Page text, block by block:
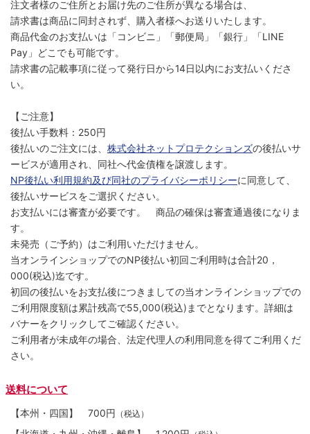
注文者様のご住所とお届け先のご住所が異なる場合は、
請求書は商品に同封されず、購入者様へお送りいたします。
商品代金のお支払いは「コンビニ」「郵便局」「銀行」「LINE
Pay」どこでも可能です。
請求書の記載事項に従って発行日から14日以内にお支払いくださ
い。
【ご注意】
後払い手数料：250円
後払いのご注文には、 株式会社ネットプロテクションズの後払いサ
ービスが適用され、同社へ代金債権を譲渡します。
NP後払い利用規約及び同社のプライバシーポリシーに同意して、
後払いサービスをご選択ください。
お支払いには審査が必要です。 商品の確保は審査通過後になりま
す。
未発売（ご予約）はご利用いただけません。
当オンラインショップでのNP後払い初回ご利用時は合計20，
000(税込)迄です。
初回の後払いをお支払後につきましての当オンラインショップでの
ご利用限度額は累計残高で55,000(税込)までとなります。詳細は
バナーをクリックしてご確認ください。
ご利用者が未成年の場合、法定代理人の利用同意を得てご利用くだ
さい。
送料について
【本州・四国】 700円 （税込）